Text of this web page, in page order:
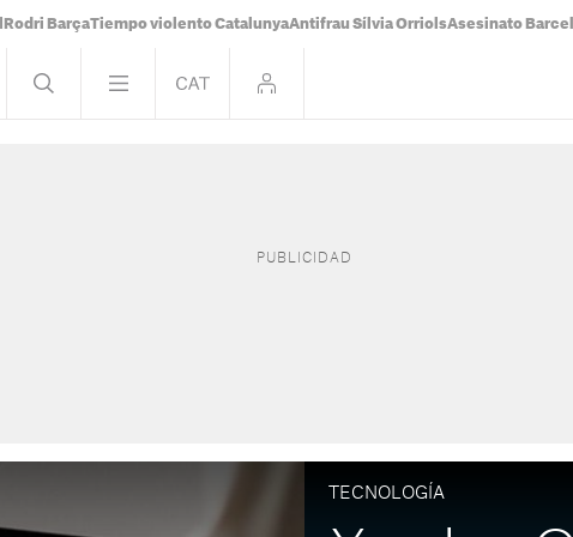
Rodri BarçaTiempo violento CatalunyaAntifrau Sílvia OrriolsAsesinato
TECNOLOGÍA